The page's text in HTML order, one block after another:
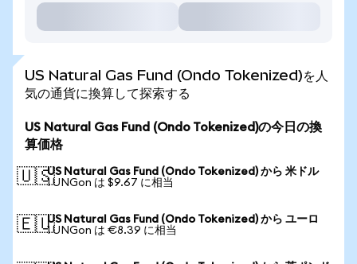
US Natural Gas Fund (Ondo Tokenized)を人
気の通貨に換算して探索する
US Natural Gas Fund (Ondo Tokenized)の今日の換
算価格
🇺🇸US Natural Gas Fund (Ondo Tokenized) から 米ドル
1 UNGon は $9.67 に相当
🇪🇺US Natural Gas Fund (Ondo Tokenized) から ユーロ
1 UNGon は €8.39 に相当